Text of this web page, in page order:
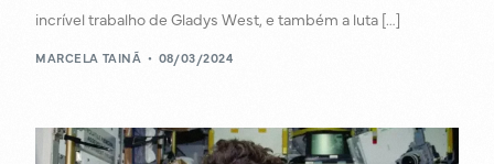
incrível trabalho de Gladys West, e também a luta […]
MARCELA TAINÃ 08/03/2024